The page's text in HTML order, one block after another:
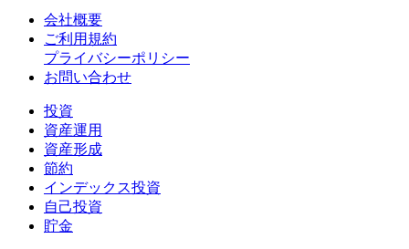
会社概要
ご利用規約
プライバシーポリシー
お問い合わせ
投資
資産運用
資産形成
節約
インデックス投資
自己投資
貯金